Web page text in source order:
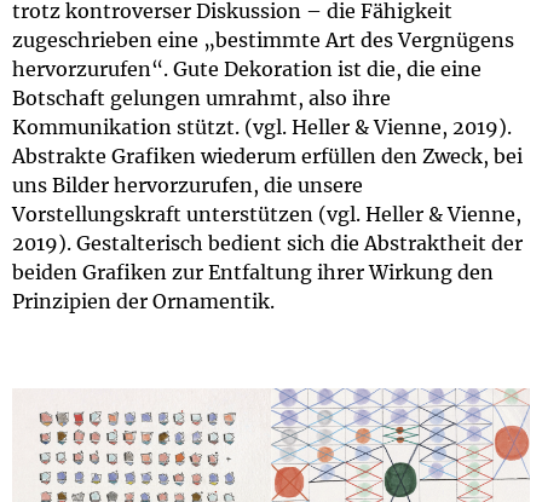
trotz kontroverser Diskussion – die Fähigkeit
zugeschrieben eine „bestimmte Art des Vergnügens
hervorzurufen“. Gute Dekoration ist die, die eine
Botschaft gelungen umrahmt, also ihre
Kommunikation stützt. (vgl. Heller & Vienne, 2019).
Abstrakte Grafiken wiederum erfüllen den Zweck, bei
uns Bilder hervorzurufen, die unsere
Vorstellungskraft unterstützen (vgl. Heller & Vienne,
2019). Gestalterisch bedient sich die Abstraktheit der
beiden Grafiken zur Entfaltung ihrer Wirkung den
Prinzipien der Ornamentik.